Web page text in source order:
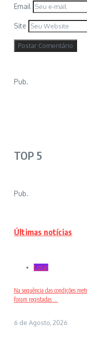
Email
Site
Pub.
TOP 5
Pub.
Últimas notícias
Local
Na sequência das condições
foram registadas ...
6 de Agosto, 2026